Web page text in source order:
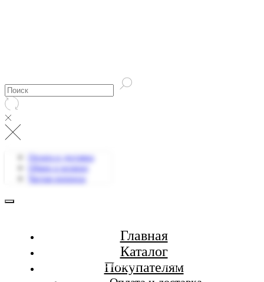
Бесплатная доставка при заказе от 7 000 р.
Оплата и доставка
Обмен и возврат
Частые вопросы
Главная
Каталог
Покупателям